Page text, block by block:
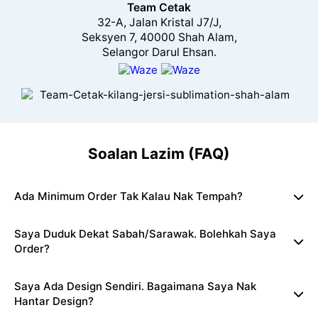
Team Cetak
32-A, Jalan Kristal J7/J,
Seksyen 7, 40000 Shah Alam,
Selangor Darul Ehsan.
Soalan Lazim (FAQ)
Ada Minimum Order Tak Kalau Nak Tempah?
Saya Duduk Dekat Sabah/Sarawak. Bolehkah Saya
Order?
Saya Ada Design Sendiri. Bagaimana Saya Nak
Hantar Design?